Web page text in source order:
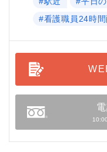
#看護職員24時